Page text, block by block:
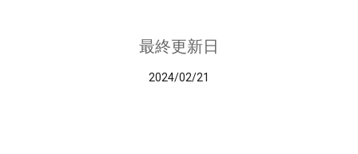
最終更新日
2024/02/21